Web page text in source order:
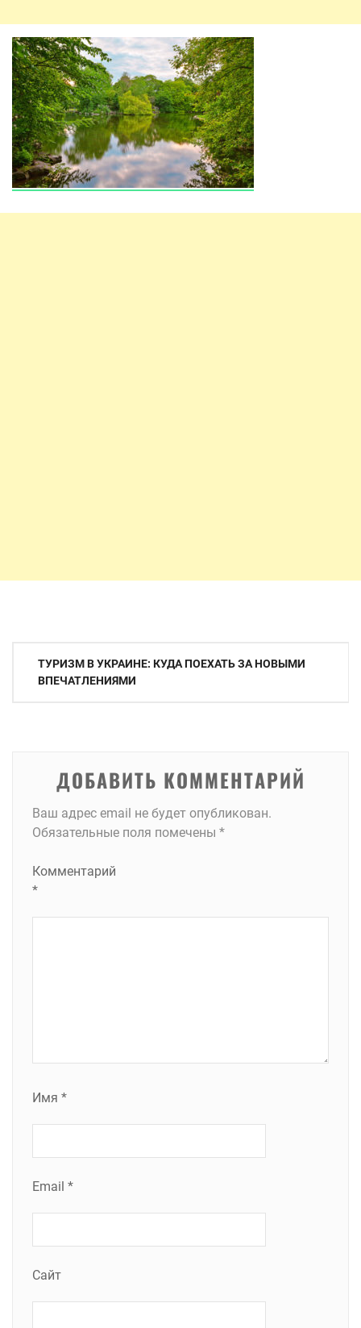
Навигация
ТУРИЗМ В УКРАИНЕ: КУДА ПОЕХАТЬ ЗА НОВЫМИ
ВПЕЧАТЛЕНИЯМИ
ДОБАВИТЬ КОММЕНТАРИЙ
Ваш адрес email не будет опубликован.
Обязательные поля помечены *
Комментарий
*
Имя *
Email *
Сайт